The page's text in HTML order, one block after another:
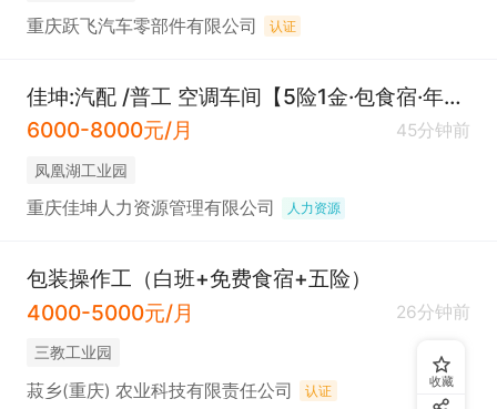
重庆跃飞汽车零部件有限公司 认证
佳坤:汽配 /普工 空调车间【5险1金·包食宿·年终奖·晋升空间·厂车接送】
6000-8000元/月
45分钟前
凤凰湖工业园
重庆佳坤人力资源管理有限公司 人力资源
包装操作工（白班+免费食宿+五险）
4000-5000元/月
26分钟前
三教工业园
菽乡(重庆) 农业科技有限责任公司 认证 收藏